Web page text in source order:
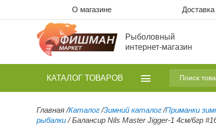
О магазине
Рыболовный
интернет-магазин
КАТАЛОГ ТОВАРОВ
Главная /Каталог /Зимний каталог /Приманки
рыбалки /Балансир Nils Master Jigger-1 4см/6гр